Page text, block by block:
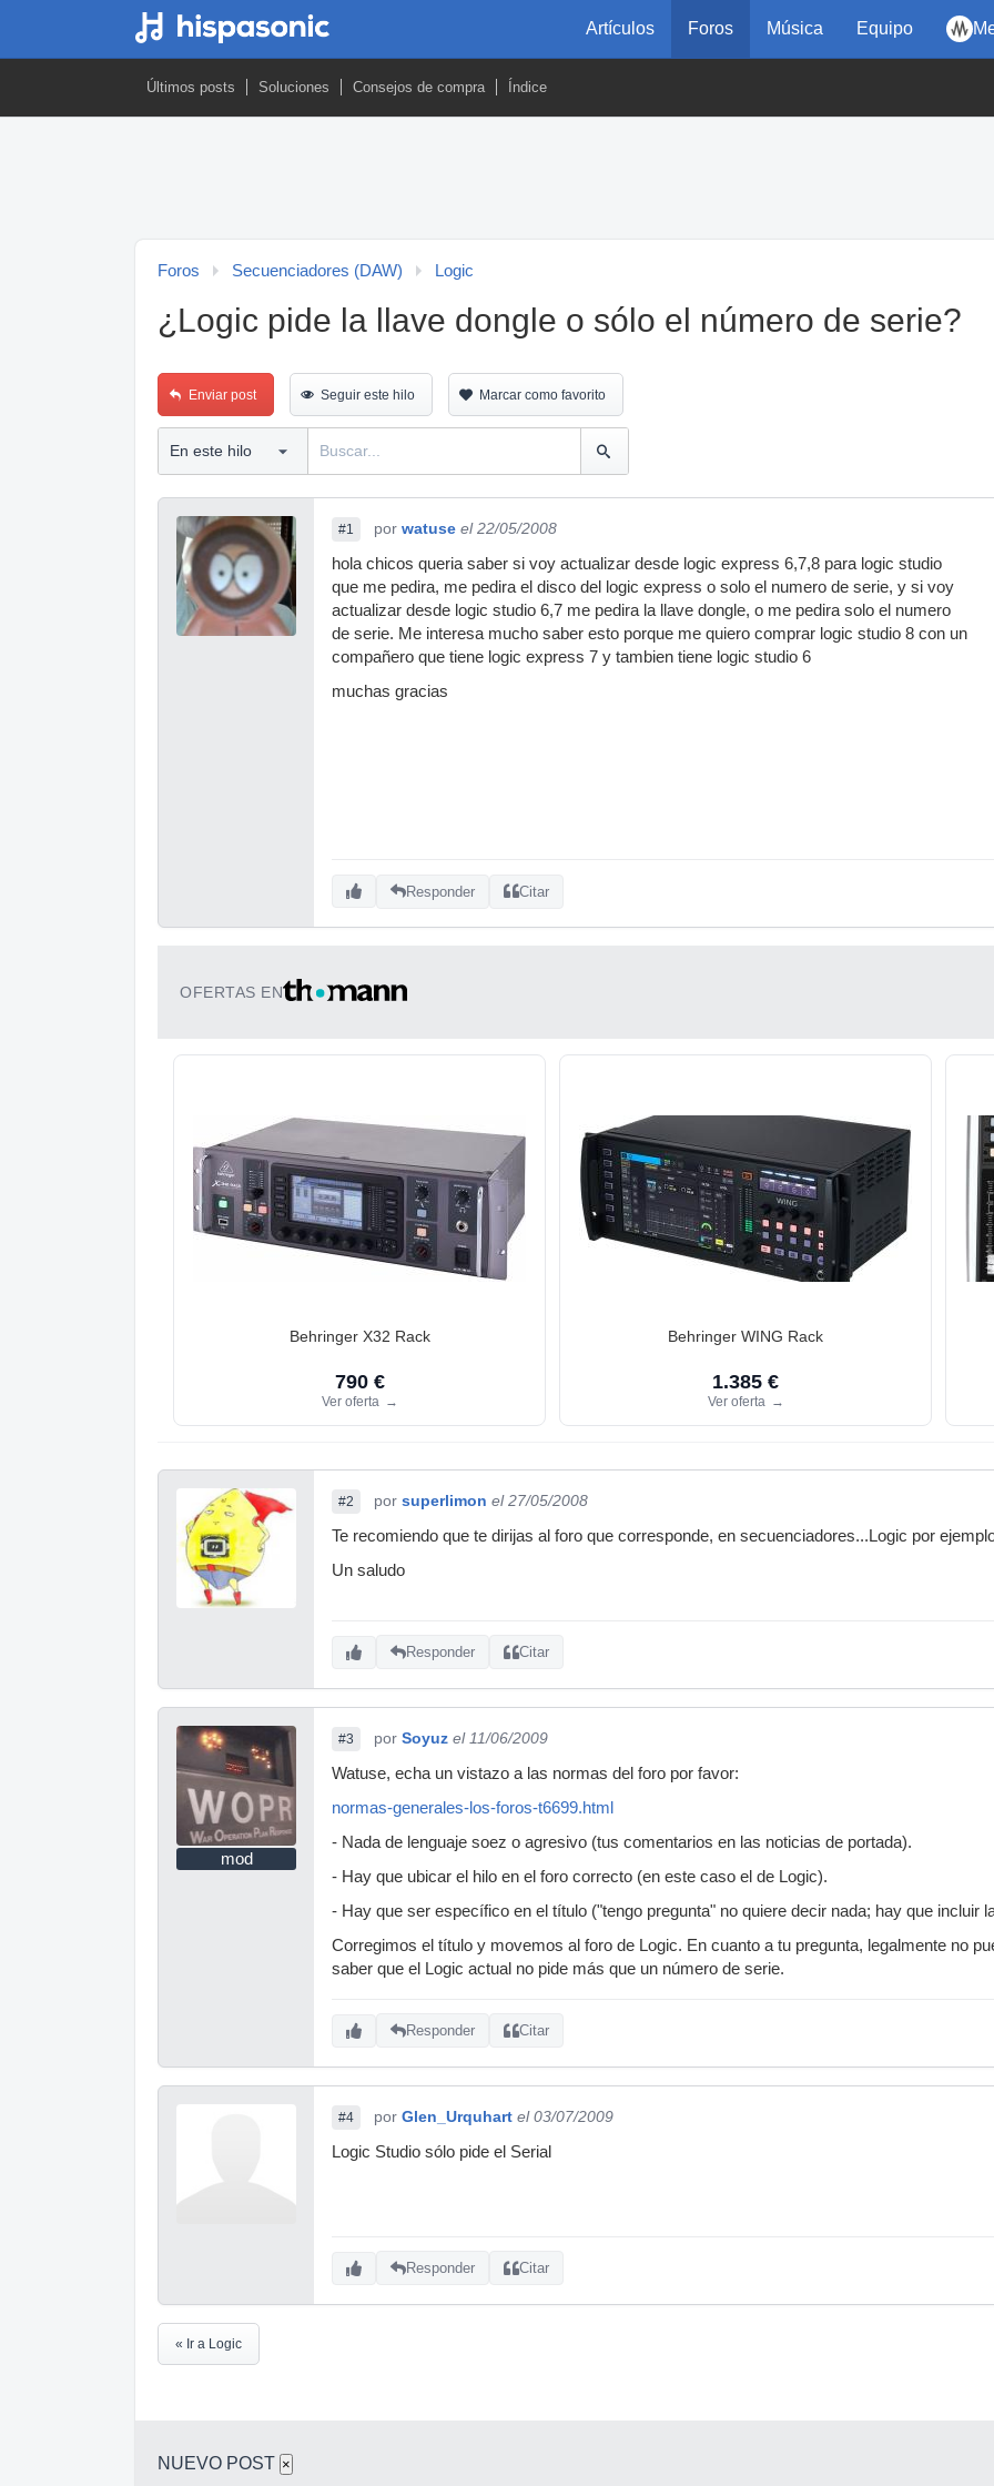
Artículos Foros Música Equipo
Últimos posts Soluciones Consejos de compra Índice
Foros Secuenciadores (DAW) Logic
¿Logic pide la llave dongle o sólo el número de serie?
Enviar post Seguir este hilo Marcar como favorito
#1 por watuse el 22/05/2008
hola chicos queria saber si voy actualizar desde logic express 6,7,8 para logic studio
que me pedira, me pedira el disco del logic express o solo el numero de serie, y si voy
actualizar desde logic studio 6,7 me pedira la llave dongle, o me pedira solo el numero
de serie. Me interesa mucho saber esto porque me quiero comprar logic studio 8 con un
compañero que tiene logic express 7 y tambien tiene logic studio 6
muchas gracias
Responder Citar
OFERTAS EN
Behringer X32 Rack
790 €
Ver oferta →
Behringer WING Rack
1.385 €
Ver oferta →
#2 por superlimon el 27/05/2008
Te recomiendo que te dirijas al foro que corresponde, en secuenciadores...Logic por
Un saludo
Responder Citar
mod
#3 por Soyuz el 11/06/2009
Watuse, echa un vistazo a las normas del foro por favor:
normas-generales-los-foros-t6699.html
- Nada de lenguaje soez o agresivo (tus comentarios en las noticias de portada).
- Hay que ubicar el hilo en el foro correcto (en este caso el de Logic).
- Hay que ser específico en el título ("tengo pregunta" no quiere decir nada; hay que incluir
Corregimos el título y movemos al foro de Logic. En cuanto a tu pregunta, legalmente no
saber que el Logic actual no pide más que un número de serie.
Responder Citar
#4 por Glen_Urquhart el 03/07/2009
Logic Studio sólo pide el Serial
Responder Citar
« Ir a Logic
NUEVO POST ×